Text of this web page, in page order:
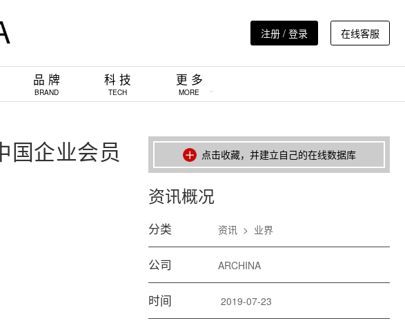
注册 / 登录 在线客服
品 牌
BRAND
科 技
TECH
更 多
MORE
国企业会员
点击收藏，并建立自己的在线数据库
资讯概况
分类 资讯> 业界
公司 ARCHINA
时间 2019-07-23